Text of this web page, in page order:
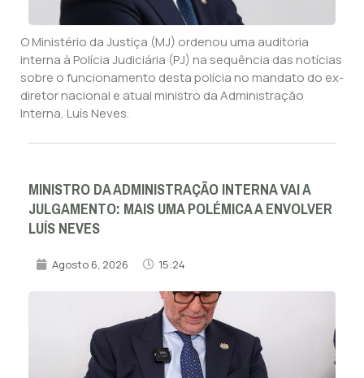
O Ministério da Justiça (MJ) ordenou uma auditoria
interna à Polícia Judiciária (PJ) na sequência das notícias
sobre o funcionamento desta polícia no mandato do ex-
diretor nacional e atual ministro da Administração
Interna, Luís Neves.
MINISTRO DA ADMINISTRAÇÃO INTERNA VAI A
JULGAMENTO: MAIS UMA POLÉMICA A ENVOLVER
LUÍS NEVES
Agosto 6, 2026 15:24